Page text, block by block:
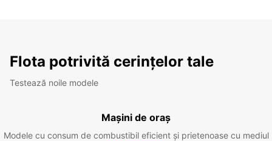
Flota potrivită cerințelor tale
Testează noile modele
Mașini de oraș
Modele cu consum de combustibil eficient și prietenoase cu mediul